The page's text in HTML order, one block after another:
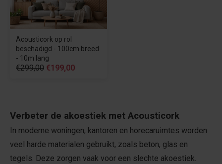
Acousticork op rol
beschadigd - 100cm breed
- 10m lang
€299,00 €199,00
Verbeter de akoestiek met Acousticork
In moderne woningen, kantoren en horecaruimtes worden
veel harde materialen gebruikt, zoals beton, glas en
tegels. Deze zorgen vaak voor een slechte akoestiek.